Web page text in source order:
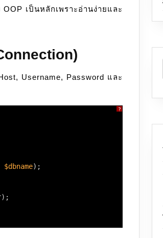
บับ เป็นหลักเพราะอ่านง่ายและ
Username, Password และ
?
$dbname);